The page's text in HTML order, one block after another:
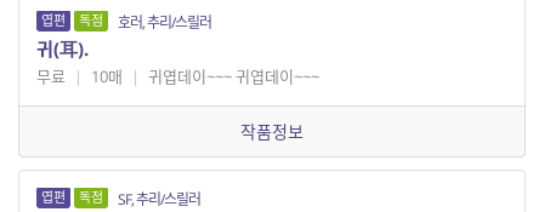
엽편 독점 호러, 추리/스릴러
귀(耳).
무료 | 10매 | 귀엽데이~~~ 귀엽데이~~~
작품정보
엽편 독점 SF, 추리/스릴러